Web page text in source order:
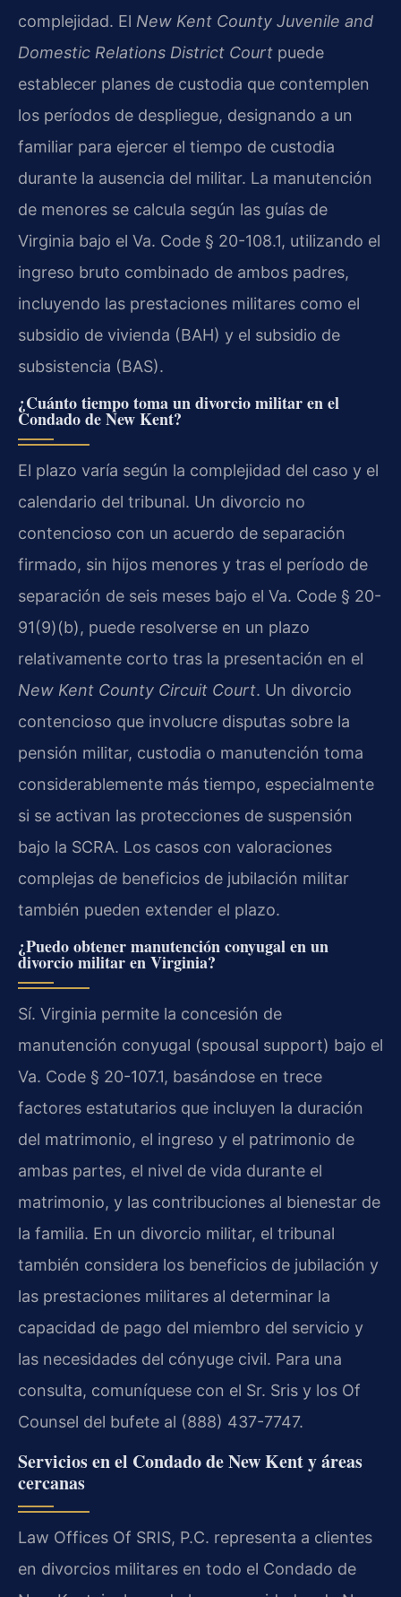
complejidad. El New Kent County Juvenile and
Domestic Relations District Court puede
establecer planes de custodia que contemplen
los períodos de despliegue, designando a un
familiar para ejercer el tiempo de custodia
durante la ausencia del militar. La manutención
de menores se calcula según las guías de
Virginia bajo el Va. Code § 20-108.1, utilizando el
ingreso bruto combinado de ambos padres,
incluyendo las prestaciones militares como el
subsidio de vivienda (BAH) y el subsidio de
subsistencia (BAS).
¿Cuánto tiempo toma un divorcio militar en el
Condado de New Kent?
El plazo varía según la complejidad del caso y el
calendario del tribunal. Un divorcio no
contencioso con un acuerdo de separación
firmado, sin hijos menores y tras el período de
separación de seis meses bajo el Va. Code § 20-
91(9)(b), puede resolverse en un plazo
relativamente corto tras la presentación en el
New Kent County Circuit Court. Un divorcio
contencioso que involucre disputas sobre la
pensión militar, custodia o manutención toma
considerablemente más tiempo, especialmente
si se activan las protecciones de suspensión
bajo la SCRA. Los casos con valoraciones
complejas de beneficios de jubilación militar
también pueden extender el plazo.
¿Puedo obtener manutención conyugal en un
divorcio militar en Virginia?
Sí. Virginia permite la concesión de
manutención conyugal (spousal support) bajo el
Va. Code § 20-107.1, basándose en trece
factores estatutarios que incluyen la duración
del matrimonio, el ingreso y el patrimonio de
ambas partes, el nivel de vida durante el
matrimonio, y las contribuciones al bienestar de
la familia. En un divorcio militar, el tribunal
también considera los beneficios de jubilación y
las prestaciones militares al determinar la
capacidad de pago del miembro del servicio y
las necesidades del cónyuge civil. Para una
consulta, comuníquese con el Sr. Sris y los Of
Counsel del bufete al (888) 437-7747.
Servicios en el Condado de New Kent y áreas
cercanas
Law Offices Of SRIS, P.C. representa a clientes
en divorcios militares en todo el Condado de